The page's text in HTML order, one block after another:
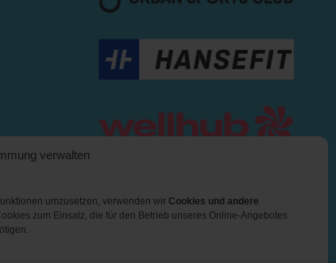
verwalten
umzusetzen, verwenden wir Cookies und andere
zum Einsatz, die für den Betrieb unseres Online-Angebotes